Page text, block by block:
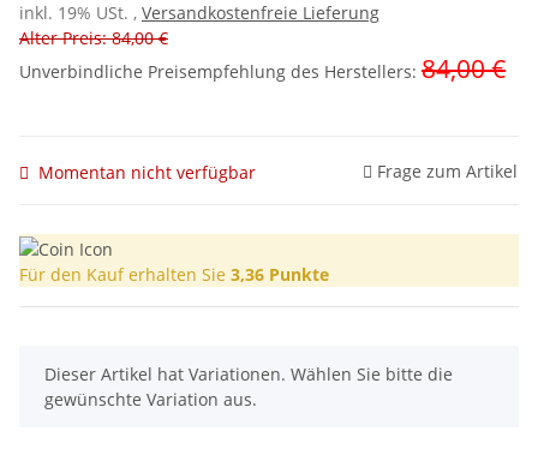
inkl. 19% USt. , Versandkostenfreie Lieferung
Alter Preis: 84,00 €
Unverbindliche Preisempfehlung des Herstellers: 84,00 €
Momentan nicht verfügbar Frage zum Artikel
Für den Kauf erhalten Sie 3,36 Punkte
x
Dieser Artikel hat Variationen. Wählen Sie bitte die
gewünschte Variation aus.